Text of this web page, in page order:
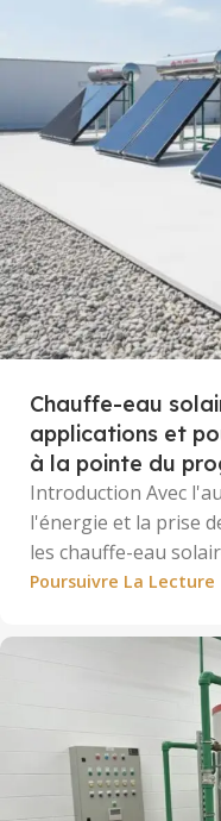
Chauffe-eau
applications et
à la pointe du
Introduction Avec
l'énergie et la prise
les chauffe-eau
Poursuivre La Lecture